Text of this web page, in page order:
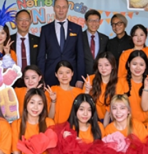
美術雙館比鄰，聯手提升城市文化魅力